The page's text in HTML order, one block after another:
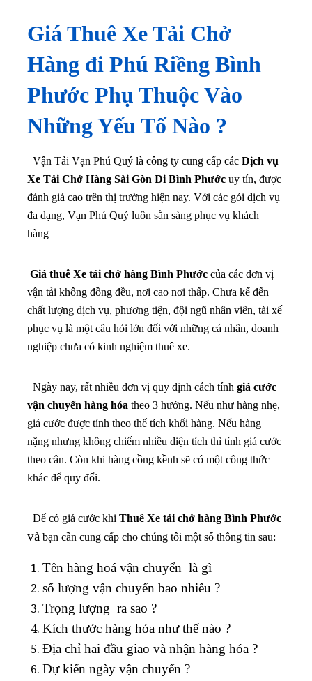
Giá Thuê Xe Tải Chở
Hàng đi Phú Riềng Bình
Phước Phụ Thuộc Vào
Những Yếu Tố Nào ?
Vận Tải Vạn Phú Quý là công ty cung cấp các Dịch vụ
Xe Tải Chở Hàng Sài Gòn Đi Bình Phước uy tín, được
đánh giá cao trên thị trường hiện nay. Với các gói dịch vụ
đa dạng, Vạn Phú Quý luôn sẵn sàng phục vụ khách
hàng
Giá thuê Xe tải chở hàng Bình Phước của các đơn vị
vận tải không đồng đều, nơi cao nơi thấp. Chưa kể đến
chất lượng dịch vụ, phương tiện, đội ngũ nhân viên, tài xế
phục vụ là một câu hỏi lớn đối với những cá nhân, doanh
nghiệp chưa có kinh nghiệm thuê xe.
Ngày nay, rất nhiều đơn vị quy định cách tính giá cước
vận chuyển hàng hóa theo 3 hướng. Nếu như hàng nhẹ,
giá cước được tính theo thể tích khối hàng. Nếu hàng
nặng nhưng không chiếm nhiều diện tích thì tính giá cước
theo cân. Còn khi hàng cồng kềnh sẽ có một công thức
khác để quy đổi.
Để có giá cước khi Thuê Xe tải chở hàng Bình Phước
và bạn cần cung cấp cho chúng tôi một số thông tin sau:
Tên hàng hoá vận chuyển là gì
số lượng vận chuyển bao nhiêu ?
Trọng lượng ra sao ?
Kích thước hàng hóa như thế nào ?
Địa chỉ hai đầu giao và nhận hàng hóa ?
Dự kiến ngày vận chuyển ?